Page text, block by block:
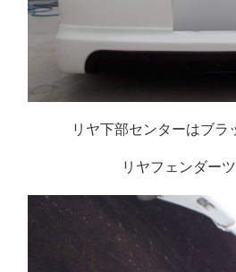
リヤ下部センターはブラ
リヤフェンダー